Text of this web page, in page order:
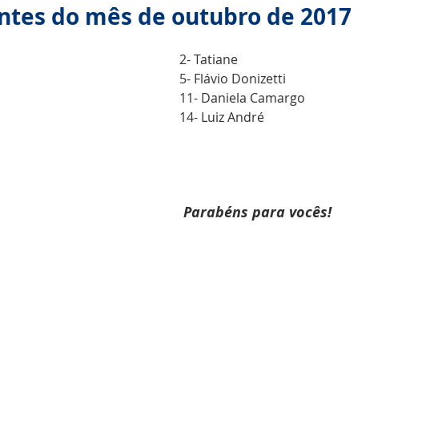
SEGURANÇA e BEM ESTAR
do mês de outubro de 2017
2- Tatiane
5- Flávio Donizetti
11- Daniela Camargo
14- Luiz André
Parabéns para vocês!